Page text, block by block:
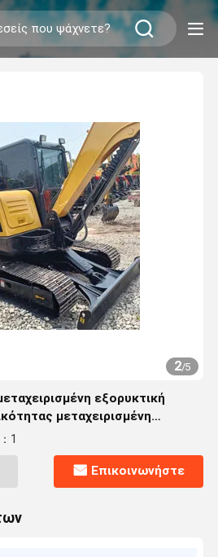
2/5
εξορυκτική
μεταχειρισμένη
1
Επικοινωνήστε